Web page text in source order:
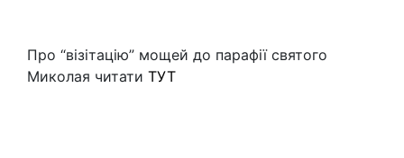
Про “візітацію” мощей до парафії святого
Миколая читати ТУТ